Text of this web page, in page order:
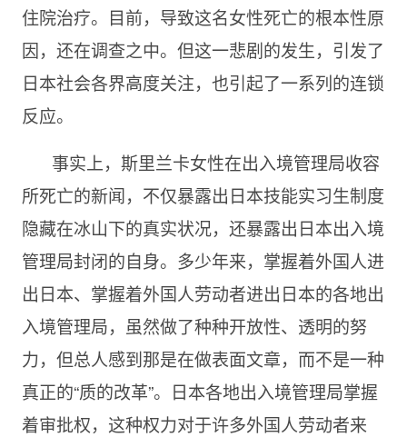
住院治疗。目前，导致这名女性死亡的根本性原
因，还在调查之中。但这一悲剧的发生，引发了
日本社会各界高度关注，也引起了一系列的连锁
反应。
事实上，斯里兰卡女性在出入境管理局收容
所死亡的新闻，不仅暴露出日本技能实习生制度
隐藏在冰山下的真实状况，还暴露出日本出入境
管理局封闭的自身。多少年来，掌握着外国人进
出日本、掌握着外国人劳动者进出日本的各地出
入境管理局，虽然做了种种开放性、透明的努
力，但总人感到那是在做表面文章，而不是一种
真正的“质的改革”。日本各地出入境管理局掌握
着审批权，这种权力对于许多外国人劳动者来